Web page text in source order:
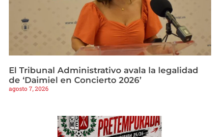
El Tribunal Administrativo avala la legalidad
de ‘Daimiel en Concierto 2026’
agosto 7, 2026